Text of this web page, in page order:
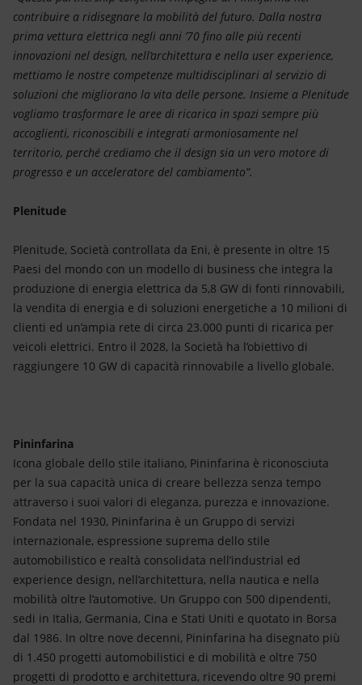
contribuire a ridisegnare la mobilità del futuro. Dalla nostra
prima vettura elettrica negli anni ’70 fino alle più recenti
innovazioni nel design, nell’architettura e nella user experience,
mettiamo le nostre competenze multidisciplinari al servizio di
soluzioni che migliorano la vita delle persone. Insieme a Plenitude
vogliamo trasformare le aree di ricarica in spazi sempre più
accoglienti, riconoscibili e integrati armoniosamente nel
territorio, perché crediamo che il design sia un vero motore di
progresso e un acceleratore del cambiamento”.
Plenitude
Plenitude, Società controllata da Eni, è presente in oltre 15
Paesi del mondo con un modello di business che integra la
produzione di energia elettrica da 5,8 GW di fonti rinnovabili,
la vendita di energia e di soluzioni energetiche a 10 milioni di
clienti ed un’ampia rete di circa 23.000 punti di ricarica per
veicoli elettrici. Entro il 2028, la Società ha l’obiettivo di
raggiungere 10 GW di capacità rinnovabile a livello globale.
Pininfarina
Icona globale dello stile italiano, Pininfarina è riconosciuta
per la sua capacità unica di creare bellezza senza tempo
attraverso i suoi valori di eleganza, purezza e innovazione.
Fondata nel 1930, Pininfarina è un Gruppo di servizi
internazionale, espressione suprema dello stile
automobilistico e realtà consolidata nell’industrial ed
experience design, nell’architettura, nella nautica e nella
mobilità oltre l’automotive. Un Gruppo con 500 dipendenti,
sedi in Italia, Germania, Cina e Stati Uniti e quotato in Borsa
dal 1986. In oltre nove decenni, Pininfarina ha disegnato più
di 1.450 progetti automobilistici e di mobilità e oltre 750
progetti di prodotto e architettura, ricevendo oltre 90 premi